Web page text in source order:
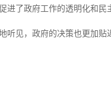
进了政府工作的透明化和民
听见，政府的决策也更加贴